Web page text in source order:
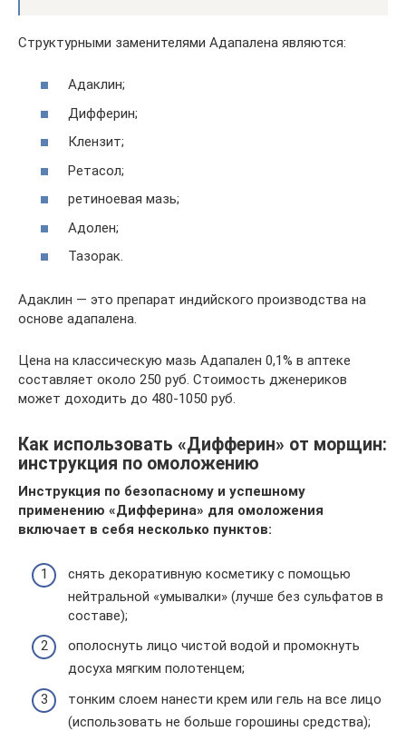
Структурными заменителями Адапалена являются:
Адаклин;
Дифферин;
Клензит;
Ретасол;
ретиноевая мазь;
Адолен;
Тазорак.
Адаклин — это препарат индийского производства на
основе адапалена.
Цена на классическую мазь Адапален 0,1% в аптеке
составляет около 250 руб. Стоимость дженериков
может доходить до 480-1050 руб.
Как использовать «Дифферин» от морщин:
инструкция по омоложению
Инструкция по безопасному и успешному
применению «Дифферина» для омоложения
включает в себя несколько пунктов:
снять декоративную косметику с помощью
нейтральной «умывалки» (лучше без сульфатов в
составе);
ополоснуть лицо чистой водой и промокнуть
досуха мягким полотенцем;
тонким слоем нанести крем или гель на все лицо
(использовать не больше горошины средства);